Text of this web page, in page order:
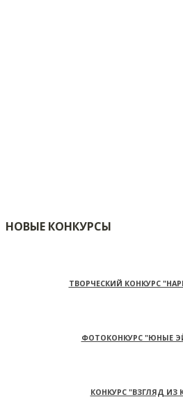
НОВЫЕ КОНКУРСЫ
ТВОРЧЕСКИЙ КОНКУРС
ФОТОКОНКУРС "ЮНЫЕ
КОНКУРС "ВЗГЛЯД ИЗ